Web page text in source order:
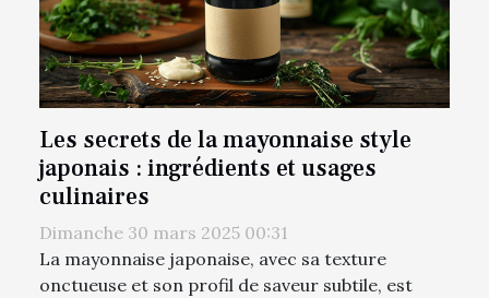
Les secrets de la mayonnaise style
japonais : ingrédients et usages
culinaires
Dimanche 30 mars 2025 00:31
La mayonnaise japonaise, avec sa texture
onctueuse et son profil de saveur subtile, est